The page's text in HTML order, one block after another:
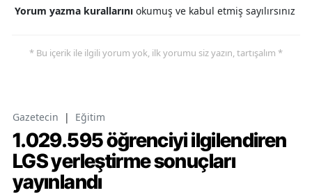
Yorum yazma kurallarını okumuş ve kabul etmiş sayılırsınız
* Bu içerik ile ilgili yorum yok, ilk yorumu siz yazın, tartışalım *
Gazetecin | Eğitim
1.029.595 öğrenciyi ilgilendiren
LGS yerleştirme sonuçları
yayınlandı